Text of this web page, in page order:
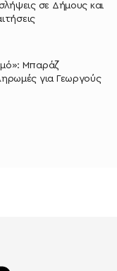
σε Δήμους και
Μπαράζ
για Γεωργούς